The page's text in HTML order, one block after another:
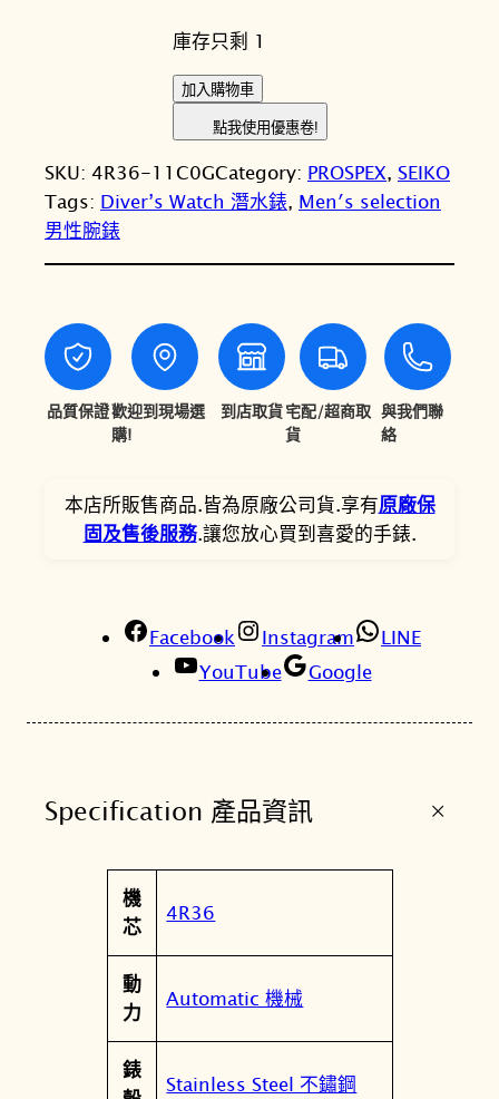
價
格
：
N
T
6
,
5
。
N
T
3
,
6
9
。
庫存只剩 1
I
K
O
工
R
O
P
S
R
P
5
K
愛
系
企
機
械
水
錶
4
加入購物車
點我使用優惠卷!
SKU: 4R36-11C0GCategory: PROSPEX, SEIKO
Tags: Diver’s Watch 潛水錶, Men′s selection
男性腕錶
品質保證歡迎到現場選
購!
到店取貨宅配/超商取
貨
與我們聯
絡
本店所販售商品.皆為原廠公司貨.享有原廠保
固及售後服務.讓您放心買到喜愛的手錶.
Facebook Instagram
LINE
YouTube
Google
Specification 產品資訊 +
屬
性
值
機
芯
4R36
動
力
Automatic 機械
錶
Stainless Steel 不鏽鋼